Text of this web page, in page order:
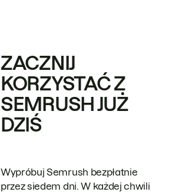
ZACZNIJ
KORZYSTAĆ Z
SEMRUSH JUŻ
DZIŚ
Wypróbuj Semrush bezpłatnie
przez siedem dni. W każdej chwili